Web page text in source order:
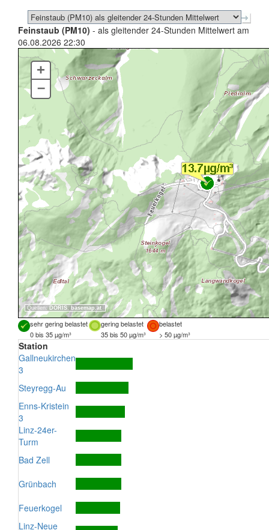
Feinstaub (PM10) - als gleitender 24-Stunden Mittelwert am
06.08.2026 22:30
Quellen: DORIS, basemap.at
+
–
sehr gering belastet gering belastet
belastet
0 bis 35 µg/m³
35 bis 50 µg/m³ > 50 µg/m³
Station
Gallneukirchen
3
Steyregg-Au
Enns-Kristein
3
Linz-24er-
Turm
Bad Zell
Grünbach
Feuerkogel
Linz-Neue